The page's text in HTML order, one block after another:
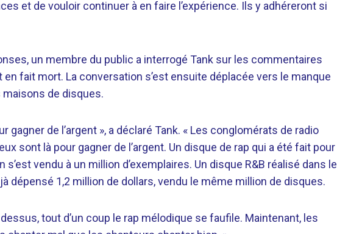
et de vouloir continuer à en faire l’expérience. Ils y adhéreront si
un membre du public a interrogé Tank sur les commentaires
fait mort. La conversation s’est ensuite déplacée vers le manque
maisons de disques.
gagner de l’argent », a déclaré Tank. « Les conglomérats de radio
sont là pour gagner de l’argent. Un disque de rap qui a été fait pour
s’est vendu à un million d’exemplaires. Un disque R&B réalisé dans le
dépensé 1,2 million de dollars, vendu le même million de disques.
tout d’un coup le rap mélodique se faufile. Maintenant, les